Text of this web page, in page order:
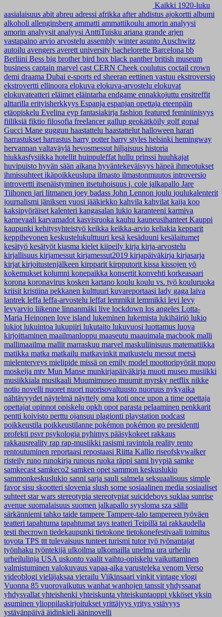
Kaikki 1920-luku
aasialaisuus abit abreu adressi afrikka afterahdistus ajokortti albumi
alkoholi allenginsberg ammatti ammattikoulu amorin analyysi
amorin analyysit analyysi AnttiTuisku ariana grande arjen
vastapaino arvio arvostelu assembly winterasunto Auschwitz
autoilu avengers averett university bachelorette Barcelona bb
Berliini Bess big brotherbird box black pantherbritish museum
business captain marvel cast CERN Cheek coulutus coctail crown
demi draama Dubai e-sports ed sheeran eettinen vastuu ekstroversio
ekstrovertti ellinoora elokuva elokuva-arvostelu elokuvat
elokuvateatteri eläimet eläintarha endgame ennakkojuttu ensitreffit
alttarilla erityisherkkyys Espanja espanjan opettaja eteenpäin
etäopiskelu Evelina eyp fantasiakirja fashion featured feminiinisyys
fiiliksiä fiktio filosofia freelancer gallup geokätköily golf gopal
Gucci Mane gugguu haastattelu haastattelut halloween harari
harrastukset harrastus harry potterharry styles helsinki hemingway
hervannan valtaväylä hevosmessut hiljaisuus historia
hiukkasfysiikka hotellit huippuleffat hullu prinssi huuhkajat
huvipuisto hyvän sään aikana hyväntekeväisyys häpeä ihmeotukset
ihmissuhteet ikäpoikkeuslupa ilmasto ilmastonmuutos introversio
introvertti itsenäistyminen itsetuhoisuus j. cole jalkapallo Jare
Tiihonen jari litmanen joey badass John Lennon joulu joulukalenterit
journalismi jäniksen vuosi jääkiekko kahvila kahvilat kaija koo
kaksipyöräiset kalenteri kangasalan lukio karanteeni karmiva
karnevaali karvamadot kasvisruoka kauhu kauneusihanteet Kauppi
kaupunki kehitysyhteistyö keikka keikka-arvio keliakia kepparit
keppihevonen keskustelukulttuuri kesä kesäduuni kesälaitumet
kesätyö kesätyöt kiasma kielet kiipeily kirja kirja-arvostelu
kirjallisuus kirjamessut kirjamessut2019 kirjapäiväkirja kirjasarja
kirjat kirjoitustenjälkeen kirpparit kirpputorit kissa kissojen yö
kokemukset kolumni konepaikka konsertit konvehti korkeasaari
korona koronavirus kosken kartano koulu koulu vs. työ kouluruoka
kriisit kristiina pekkanen kulttuuri kuvareportaasi lady gaga laiva
lantrek leffa leffa-arvostelu leffat lemmikit lemmikki levi levy
levyarvio liikenne linnanmäki live lockdown los angeles Lotta-
Maria Heinonen love island lukeminen lukemista lukihäiriö lukio
lukiot lukuintoa lukupiiri lukutaito lukuvuosi luottamus luova
kirjoittaminen maailmanloppu maaseutu maauimala macbook malli
mallimaailma mallit marraskuu marvel maskuliinisuus matematiikka
matikka matka matkailu matkavinkit matkustelu messut metsä
mielenterveys mielipide missä on emily model moottoripyörät mopo
moskeija mtv Mun Manse munkirjapäiväkirja muoti museo musiikki
musiikkiala musikaali Muumimuseo muumit myrsky netflix nikke
notio novelli nuoret nuori nuorisovaltuusto nuoruus nykyaika
nähtävyydet näytelmä näyttely oma koti once upon a time opettaja
opettajat opinnot opiskelu opkh opot parasta pelaaminen penkkarit
pentti koivisto perttu ojansuu plagionti playstation podcast
poikkeustila poikkeustilanne pokémon pokémon go presidentti
profekti psvrpsykologia pyhimys pääsykokeet rakkaus
rakkausreality rap rap-musiikki rasismi ravintola reality rento
rentoutuminen reportaasi repostaasi Riitta Kallio riseofskywalker
risteily runo runokirja runous ruoka räppi sami hyypiä samke
samkecast samkeco2 samken opet sammon keskuslukio
sammonkeskuslukio sanni sarja sauli salmela seksuaalisuus simple
favorsisu skootteri slovenia slush some sosiaalinen media sosiaaliset
suhteet star wars stereotypia stereotypiat suicideboys suklaa sunrise
avenue suomalaisuus suomen jalkapallo syysloma sza sällit
särkänniemi tahko taide tampere Tampere-talo tampereen työväen
teatteri tapahtuma tapahtumat tays teatteri Teipillä tai rakkaudella
testi thecrown tiedekaupunki tietokone tietokonefestivaali toimitus
toyota TPS ttt tulevaisuus tunteet turismi tutortyö työnantajat
työnhaku työntekijä ulkoilma ulkomailla unelma ura urheilu
urheilulinja USA uskonto vaalit vaihto-opiskelu vaikuttaminen
valmistuminen valokuvaus vapaa-aika varusteleka venom Verso
videoblogi vieläjaksaa vierailu Viikinsaari vinkit vintage vlogi
Vuonna 85 vuorovaikutus wanhat wanhojen tanssit yhdyssanat
yhdysvallat yhteishenki yhteiskunta yhteiskuntaoppi ykköset yksin
asuminen ylioppilaskirjoitukset yrittäjyys yritys ystävyys
ystävänpäivä äidinkieli ääninovelli